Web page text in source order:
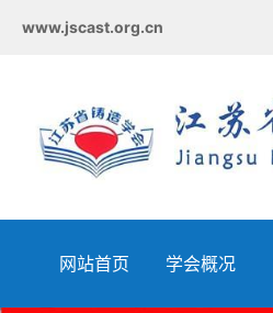
www.jscast.org.cn
网站首页 学会概况